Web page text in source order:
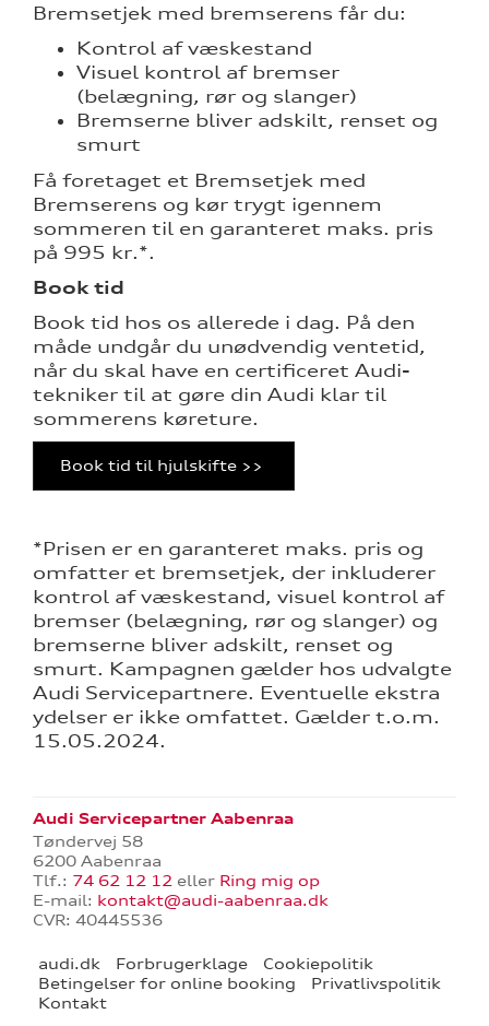
Bremsetjek med bremserens får du:
Kontrol af væskestand
Visuel kontrol af bremser
(belægning, rør og slanger)
Bremserne bliver adskilt, renset og
smurt
Få foretaget et Bremsetjek med
Bremserens og kør trygt igennem
sommeren til en garanteret maks. pris
på 995 kr.*.
Book tid
Book tid hos os allerede i dag. På den
måde undgår du unødvendig ventetid,
når du skal have en certificeret Audi-
tekniker til at gøre din Audi klar til
sommerens køreture.
Book tid til hjulskifte >>
*Prisen er en garanteret maks. pris og
omfatter et bremsetjek, der inkluderer
kontrol af væskestand, visuel kontrol af
bremser (belægning, rør og slanger) og
bremserne bliver adskilt, renset og
smurt. Kampagnen gælder hos udvalgte
Audi Servicepartnere. Eventuelle ekstra
ydelser er ikke omfattet. Gælder t.o.m.
15.05.2024.
Audi Servicepartner Aabenraa
Tøndervej 58
6200 Aabenraa
Tlf.: 74 62 12 12 eller Ring mig op
E-mail: kontakt@audi-aabenraa.dk
CVR: 40445536
audi.dk Forbrugerklage
Cookiepolitik
Betingelser for online booking
Privatlivspolitik
Kontakt